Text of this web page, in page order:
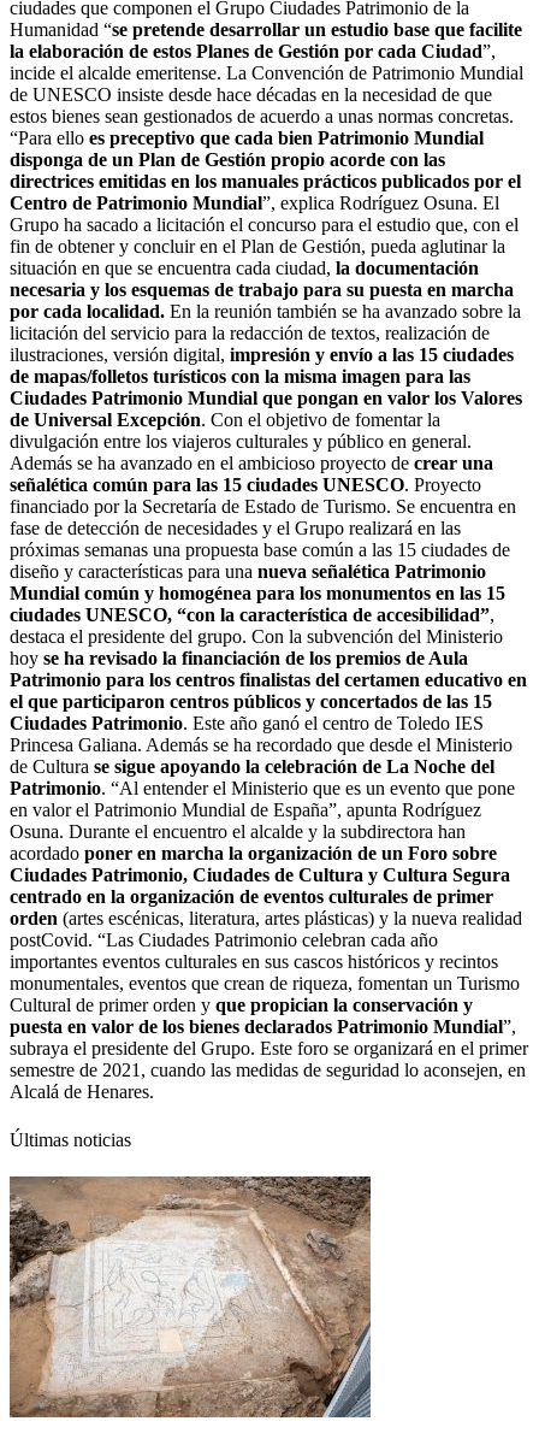
ciudades que componen el Grupo Ciudades Patrimonio de la
Humanidad “se pretende desarrollar un estudio base que facilite
la elaboración de estos Planes de Gestión por cada Ciudad”,
incide el alcalde emeritense. La Convención de Patrimonio Mundial
de UNESCO insiste desde hace décadas en la necesidad de que
estos bienes sean gestionados de acuerdo a unas normas concretas.
“Para ello es preceptivo que cada bien Patrimonio Mundial
disponga de un Plan de Gestión propio acorde con las
directrices emitidas en los manuales prácticos publicados por el
Centro de Patrimonio Mundial”, explica Rodríguez Osuna. El
Grupo ha sacado a licitación el concurso para el estudio que, con el
fin de obtener y concluir en el Plan de Gestión, pueda aglutinar la
situación en que se encuentra cada ciudad, la documentación
necesaria y los esquemas de trabajo para su puesta en marcha
por cada localidad. En la reunión también se ha avanzado sobre la
licitación del servicio para la redacción de textos, realización de
ilustraciones, versión digital, impresión y envío a las 15 ciudades
de mapas/folletos turísticos con la misma imagen para las
Ciudades Patrimonio Mundial que pongan en valor los Valores
de Universal Excepción. Con el objetivo de fomentar la
divulgación entre los viajeros culturales y público en general.
Además se ha avanzado en el ambicioso proyecto de crear una
señalética común para las 15 ciudades UNESCO. Proyecto
financiado por la Secretaría de Estado de Turismo. Se encuentra en
fase de detección de necesidades y el Grupo realizará en las
próximas semanas una propuesta base común a las 15 ciudades de
diseño y características para una nueva señalética Patrimonio
Mundial común y homogénea para los monumentos en las 15
ciudades UNESCO, “con la característica de accesibilidad”,
destaca el presidente del grupo. Con la subvención del Ministerio
hoy se ha revisado la financiación de los premios de Aula
Patrimonio para los centros finalistas del certamen educativo en
el que participaron centros públicos y concertados de las 15
Ciudades Patrimonio. Este año ganó el centro de Toledo IES
Princesa Galiana. Además se ha recordado que desde el Ministerio
de Cultura se sigue apoyando la celebración de La Noche del
Patrimonio. “Al entender el Ministerio que es un evento que pone
en valor el Patrimonio Mundial de España”, apunta Rodríguez
Osuna. Durante el encuentro el alcalde y la subdirectora han
acordado poner en marcha la organización de un Foro sobre
Ciudades Patrimonio, Ciudades de Cultura y Cultura Segura
centrado en la organización de eventos culturales de primer
orden (artes escénicas, literatura, artes plásticas) y la nueva realidad
postCovid. “Las Ciudades Patrimonio celebran cada año
importantes eventos culturales en sus cascos históricos y recintos
monumentales, eventos que crean de riqueza, fomentan un Turismo
Cultural de primer orden y que propician la conservación y
puesta en valor de los bienes declarados Patrimonio Mundial”,
subraya el presidente del Grupo. Este foro se organizará en el primer
semestre de 2021, cuando las medidas de seguridad lo aconsejen, en
Alcalá de Henares.
Últimas noticias